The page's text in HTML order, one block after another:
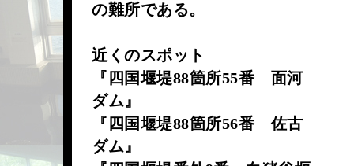
の難所である。
近くのスポット
『四国堰堤88箇所55番 面河
ダム』
『四国堰堤88箇所56番 佐古
ダム』